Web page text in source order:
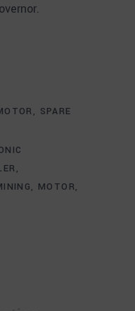
, SPARE
,
, MOTOR,